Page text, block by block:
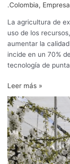
.Colombia,
La agricultura de
uso de los
aumentar la
incide en un 70%
tecnología de
Leer más »
WiseConn
y
el
modelo
para
globalizar